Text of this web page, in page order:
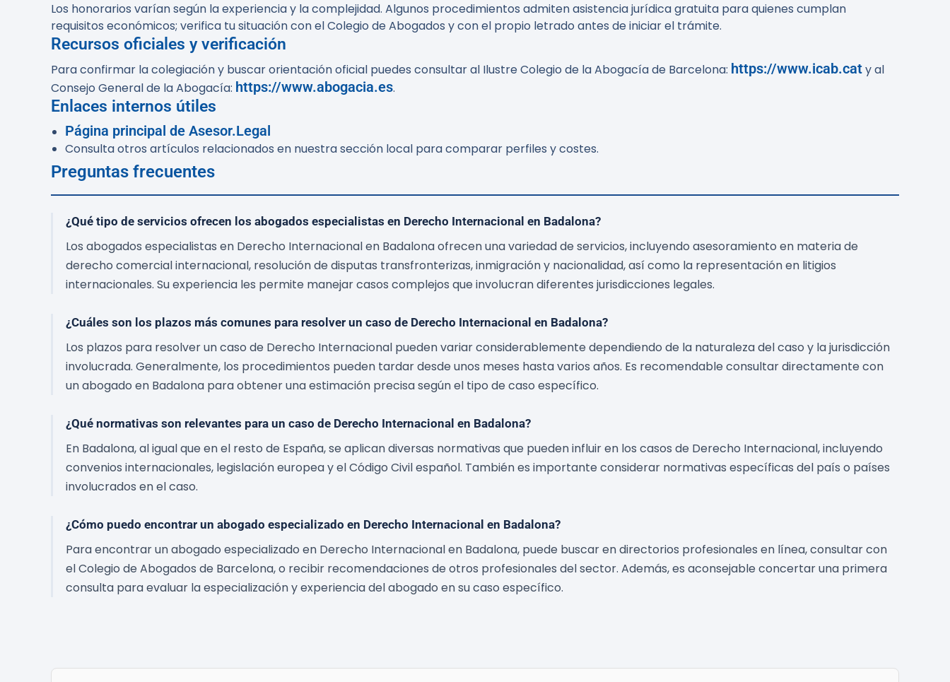
Los honorarios varían según la experiencia y la complejidad. Algunos procedimientos admiten asistencia jurídica gratuita para quienes cumplan
requisitos económicos; verifica tu situación con el Colegio de Abogados y con el propio letrado antes de iniciar el trámite.
Recursos oficiales y verificación
Para confirmar la colegiación y buscar orientación oficial puedes consultar al Ilustre Colegio de la Abogacía de Barcelona: https://www.icab.caty al
Consejo General de la Abogacía: https://www.abogacia.es.
Enlaces internos útiles
Página principal de Asesor.Legal
Consulta otros artículos relacionados en nuestra sección local para comparar perfiles y costes.
Preguntas frecuentes
¿Qué tipo de servicios ofrecen los abogados especialistas en Derecho Internacional en Badalona?
Los abogados especialistas en Derecho Internacional en Badalona ofrecen una variedad de servicios, incluyendo asesoramiento en materia de
derecho comercial internacional, resolución de disputas transfronterizas, inmigración y nacionalidad, así como la representación en litigios
internacionales. Su experiencia les permite manejar casos complejos que involucran diferentes jurisdicciones legales.
¿Cuáles son los plazos más comunes para resolver un caso de Derecho Internacional en Badalona?
Los plazos para resolver un caso de Derecho Internacional pueden variar considerablemente dependiendo de la naturaleza del caso y la jurisdicción
involucrada. Generalmente, los procedimientos pueden tardar desde unos meses hasta varios años. Es recomendable consultar directamente con
un abogado en Badalona para obtener una estimación precisa según el tipo de caso específico.
¿Qué normativas son relevantes para un caso de Derecho Internacional en Badalona?
En Badalona, al igual que en el resto de España, se aplican diversas normativas que pueden influir en los casos de Derecho Internacional, incluyendo
convenios internacionales, legislación europea y el Código Civil español. También es importante considerar normativas específicas del país o países
involucrados en el caso.
¿Cómo puedo encontrar un abogado especializado en Derecho Internacional en Badalona?
Para encontrar un abogado especializado en Derecho Internacional en Badalona, puede buscar en directorios profesionales en línea, consultar con
el Colegio de Abogados de Barcelona, o recibir recomendaciones de otros profesionales del sector. Además, es aconsejable concertar una primera
consulta para evaluar la especialización y experiencia del abogado en su caso específico.